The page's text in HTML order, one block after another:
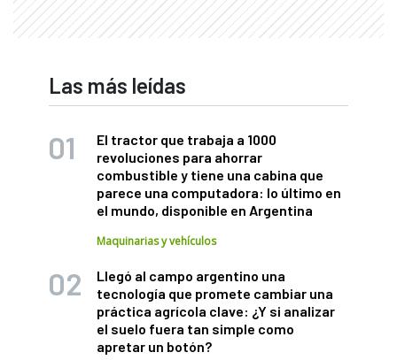
Las más leídas
El tractor que trabaja a 1000
revoluciones para ahorrar
combustible y tiene una cabina que
parece una computadora: lo último en
el mundo, disponible en Argentina
Maquinarias y vehículos
Llegó al campo argentino una
tecnología que promete cambiar una
práctica agrícola clave: ¿Y si analizar
el suelo fuera tan simple como
apretar un botón?